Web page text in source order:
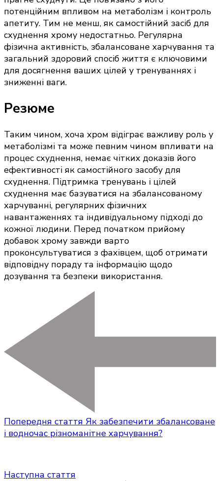
потенційним впливом на метаболізм і контроль
апетиту. Тим не менш, як самостійний засіб для
схуднення хрому недостатньо. Регулярна
фізична активність, збалансоване харчування та
загальний здоровий спосіб життя є ключовими
для досягнення ваших цілей у тренуваннях і
зниженні ваги.
Резюме
Таким чином, хоча хром відіграє важливу роль у
метаболізмі та може певним чином впливати на
процес схуднення, немає чітких доказів його
ефективності як самостійного засобу для
схуднення. Підтримка тренувань і цілей
схуднення має базуватися на збалансованому
харчуванні, регулярних фізичних
навантаженнях та індивідуальному підході до
кожної людини. Перед початком прийому
добавок хрому завжди варто
проконсультуватися з фахівцем, щоб отримати
відповідну пораду та інформацію щодо
дозування та безпеки використання.
Попередня стаття Як забезпечити збалансоване
і водночас різноманітне харчування?
Наступна стаття